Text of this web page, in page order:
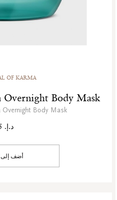
OF KARMA
Body Mask
Overnight Body Mask
د.إ. 95
أضف إلى